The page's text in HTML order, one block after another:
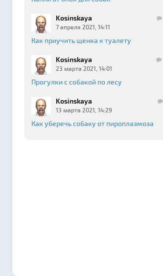
Kosinskaya
7 апреля 2021, 14:11
Как приучить щенка к туалету
Kosinskaya
23 марта 2021, 14:01
Прогулки с собакой по лесу
Kosinskaya
13 марта 2021, 14:29
Как уберечь собаку от пироплазмоза